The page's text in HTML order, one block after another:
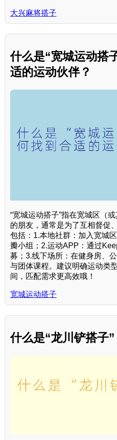
大兴麻将搭子
什么是“宽城运动搭
适的运动伙伴？
“宽城运动搭子”指在宽城区（
的朋友，通常是为了互相督促
包括：1.本地社群：加入宽城
瓣小组；2.运动APP：通过
募；3.线下场所：在健身房、
与团体课程。建议明确运动类
间，匹配需求更高效哦！
宽城运动搭子
什么是“龙川铲搭子”